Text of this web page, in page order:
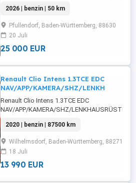
Radio,Servolenkung,LED-
Fensterheber,LED-
...
2026 | benzin | 50 km
Pfullendorf, Baden-Württemberg, 88630
20 Juli
25 000 EUR
Renault Clio Intens 1.3TCE EDC
NAV/APP/KAMERA/SHZ/LENKH
Renault Clio Intens 1.3TCE EDC
NAV/APP/KAMERA/SHZ/
Lenkrad,DAB-Radio,Radio,LED-
Tagfahrlicht,Elektrische
2020 | benzin | 87500 km
Wilhelmsdorf, Baden-Württemberg, 88271
18 Juli
13 990 EUR